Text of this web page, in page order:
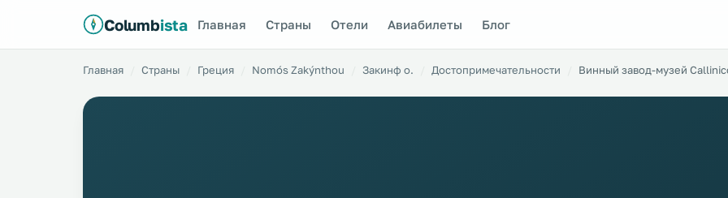
Columbista Главная Страны Отели Авиабилеты Блог
Главная Страны Греция Nomós Zakýnthou Закинф о. Достопримечательности Винный завод-музей